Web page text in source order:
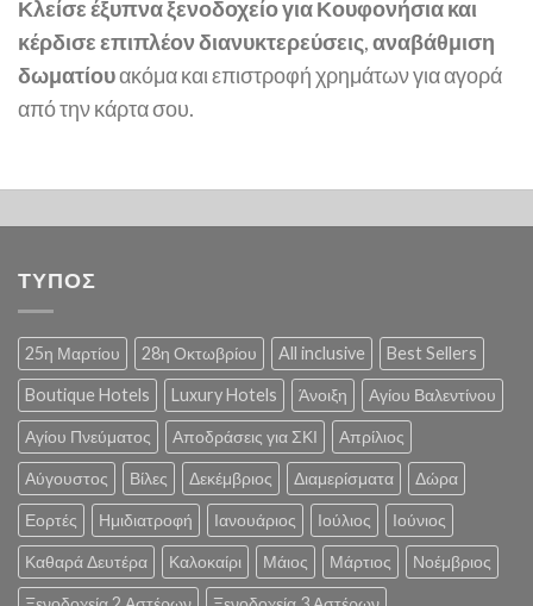
Κλείσε έξυπνα ξενοδοχείο για Κουφονήσια και
κέρδισε επιπλέον διανυκτερεύσεις,αναβάθμιση
δωματίουακόμα και επιστροφή χρημάτων για αγορά
από την κάρτα σου.
ΤΥΠΟΣ
25η Μαρτίου 28η Οκτωβρίου All inclusive Best Sellers
Boutique Hotels Luxury Hotels Άνοιξη Αγίου Βαλεντίνου
Αγίου Πνεύματος Αποδράσεις για ΣΚΙ Απρίλιος
Αύγουστος Βίλες Δεκέμβριος Διαμερίσματα Δώρα
Εορτές Ημιδιατροφή Ιανουάριος Ιούλιος Ιούνιος
Καθαρά Δευτέρα Καλοκαίρι Μάιος Μάρτιος Νοέμβριος